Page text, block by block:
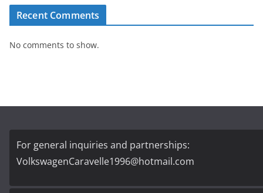
Recent Comments
No comments to show.
For general inquiries and partnerships:
VolkswagenCaravelle1996@hotmail.com